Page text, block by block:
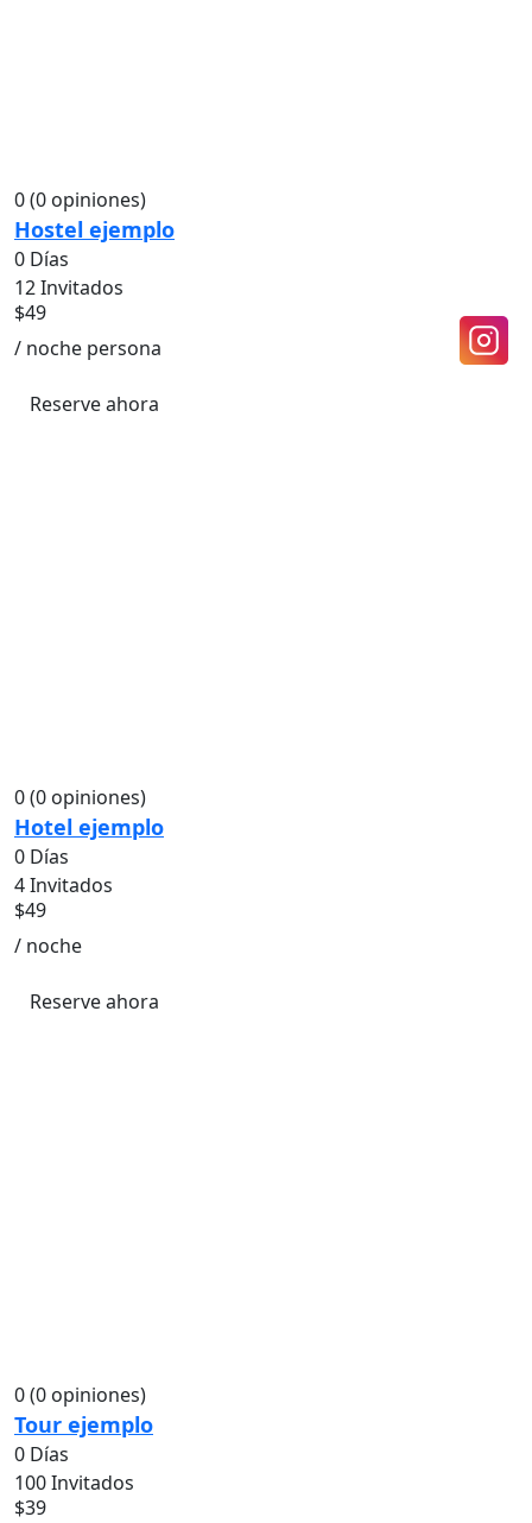
0(0 opiniones)
Hostel ejemplo
0 Días
12 Invitados
$49
/ noche persona
Reserve ahora
0(0 opiniones)
Hotel ejemplo
0 Días
4 Invitados
$49
/ noche
Reserve ahora
0(0 opiniones)
Tour ejemplo
0 Días
100 Invitados
$39